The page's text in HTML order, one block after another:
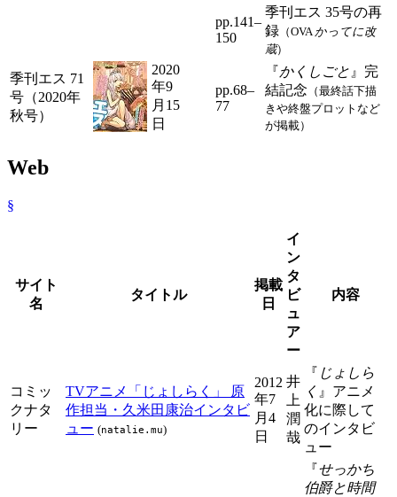
pp.141–
150
季刊エス 35号の再
録 （OVAかってに改
蔵）
季刊エス 71
号（2020年
秋号）
2020
年9
月15
日
pp.68–
77
『かくしごと 』完
結記念 （最終話下描
きや終盤プロットなど
が掲載）
Web
§
サイト
名
タイトル
掲載
日
イ
ン
タ
ビ
ュ
ア
ー
内容
コミッ
クナタ
リー
TVアニメ「じょしらく」 原
作担当・久米田康治インタビ
ュー (natalie.mu)
2012
年7
月4
日
井
上
潤
哉
『 じょしら
く 』アニメ
化に際して
のインタビ
ュー
『せっかち
伯爵と時間